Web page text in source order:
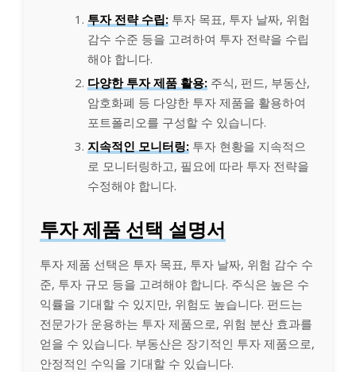
투자 전략 수립: 투자 목표, 투자 날짜, 위험
감수 수준 등을 고려하여 투자 전략을 수립
해야 합니다.
다양한 투자 제품 활용: 주식, 펀드, 부동산,
암호화폐 등 다양한 투자 제품을 활용하여
포트폴리오를 구성할 수 있습니다.
지속적인 모니터링: 투자 현황을 지속적으
로 모니터링하고, 필요에 따라 투자 전략을
수정해야 합니다.
투자 제품 선택 설명서
투자 제품 선택은 투자 목표, 투자 날짜, 위험 감수 수
준, 투자 규모 등을 고려해야 합니다. 주식은 높은 수
익률을 기대할 수 있지만, 위험도 높습니다. 펀드는
전문가가 운용하는 투자 제품으로, 위험 분산 효과를
얻을 수 있습니다. 부동산은 장기적인 투자 제품으로,
안정적인 수익을 기대할 수 있습니다.